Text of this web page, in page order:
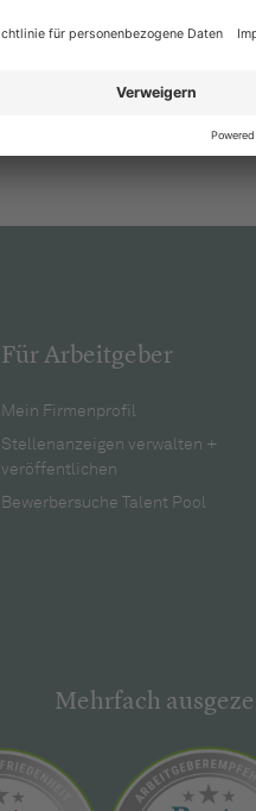
Für Arbeitgeber
Mein Firmenprofil
Stellenanzeigen verwalten +
veröffentlichen
Bewerbersuche Talent Pool
Mehrfach